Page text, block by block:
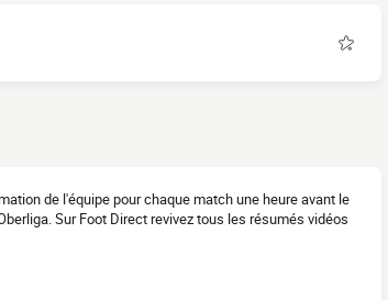
de l'équipe pour chaque match une heure avant le
Sur Foot Direct revivez tous les résumés vidéos